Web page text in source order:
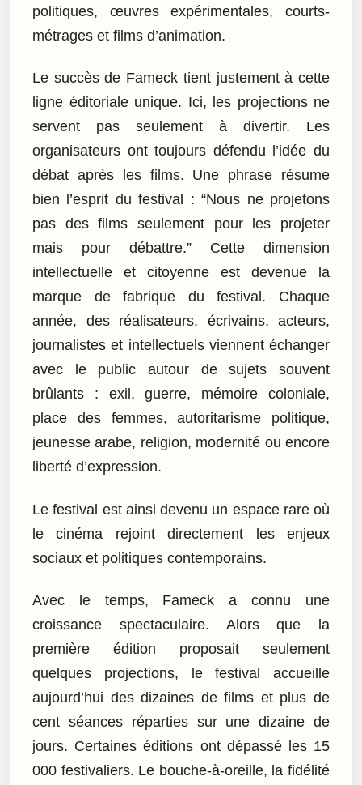
politiques, œuvres expérimentales, courts-
métrages et films d’animation.
Le succès de Fameck tient justement à cette
ligne éditoriale unique. Ici, les projections ne
servent pas seulement à divertir. Les
organisateurs ont toujours défendu l’idée du
débat après les films. Une phrase résume
bien l’esprit du festival : “Nous ne projetons
pas des films seulement pour les projeter
mais pour débattre.” Cette dimension
intellectuelle et citoyenne est devenue la
marque de fabrique du festival. Chaque
année, des réalisateurs, écrivains, acteurs,
journalistes et intellectuels viennent échanger
avec le public autour de sujets souvent
brûlants : exil, guerre, mémoire coloniale,
place des femmes, autoritarisme politique,
jeunesse arabe, religion, modernité ou encore
liberté d’expression.
Le festival est ainsi devenu un espace rare où
le cinéma rejoint directement les enjeux
sociaux et politiques contemporains.
Avec le temps, Fameck a connu une
croissance spectaculaire. Alors que la
première édition proposait seulement
quelques projections, le festival accueille
aujourd’hui des dizaines de films et plus de
cent séances réparties sur une dizaine de
jours. Certaines éditions ont dépassé les 15
000 festivaliers. Le bouche-à-oreille, la fidélité